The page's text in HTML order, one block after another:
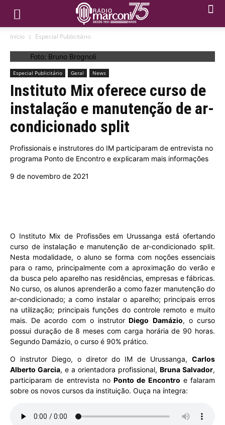
Início Especial Publicitário
Foto: Bruno Brognoli
Especial Publicitário Geral News
Instituto Mix oferece curso de
instalação e manutenção de ar-
condicionado split
Profissionais e instrutores do IM participaram de entrevista no
programa Ponto de Encontro e explicaram mais informações
9 de novembro de 2021
O Instituto Mix de Profissões em Urussanga está ofertando
curso de instalação e manutenção de ar-condicionado split.
Nesta modalidade, o aluno se forma com noções essenciais
para o ramo, principalmente com a aproximação do verão e
da busca pelo aparelho nas residências, empresas e fábricas.
No curso, os alunos aprenderão a como fazer manutenção do
ar-condicionado; a como instalar o aparelho; principais erros
na utilização; principais funções do controle remoto e muito
mais. De acordo com o instrutor Diego Damázio, o curso
possui duração de 8 meses com carga horária de 90 horas.
Segundo Damázio, o curso é 90% prático.
O instrutor Diego, o diretor do IM de Urussanga, Carlos
Alberto Garcia, e a orientadora profissional, Bruna Salvador,
participaram de entrevista no Ponto de Encontro e falaram
sobre os novos cursos da instituição. Ouça na íntegra: